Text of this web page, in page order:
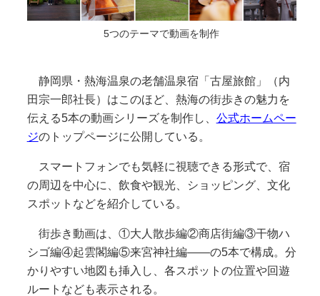
5つのテーマで動画を制作
静岡県・熱海温泉の老舗温泉宿「古屋旅館」（内
田宗一郎社長）はこのほど、熱海の街歩きの魅力を
伝える5本の動画シリーズを制作し、 公式ホームペー
ジのトップページに公開している。
スマートフォンでも気軽に視聴できる形式で、宿
の周辺を中心に、飲食や観光、ショッピング、文化
スポットなどを紹介している。
街歩き動画は、①大人散歩編②商店街編③干物ハ
シゴ編④起雲閣編⑤来宮神社編――の5本で構成。分
かりやすい地図も挿入し、各スポットの位置や回遊
ルートなども表示される。